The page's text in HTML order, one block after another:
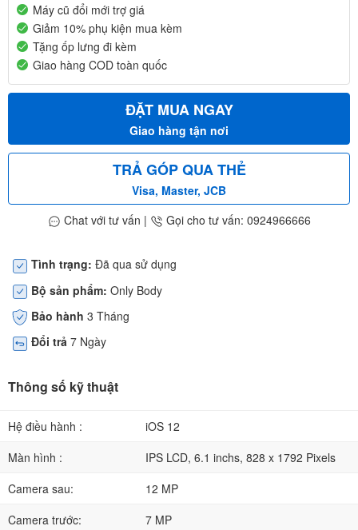
Máy cũ đổi mới trợ giá
Giảm 10% phụ kiện mua kèm
Tặng ốp lưng đi kèm
Giao hàng COD toàn quốc
ĐẶT MUA NGAY
Giao hàng tận nơi
TRẢ GÓP QUA THẺ
Visa, Master, JCB
Chat với tư vấn | Gọi cho tư vấn: 0924966666
Tình trạng: Đã qua sử dụng
Bộ sản phẩm: Only Body
Bảo hành 3 Tháng
Đổi trả 7 Ngày
Thông số kỹ thuật
Hệ điều hành :
iOS 12
Màn hình :
IPS LCD, 6.1 inchs, 828 x 1792 Pixels
Camera sau:
12 MP
Camera trước:
7 MP